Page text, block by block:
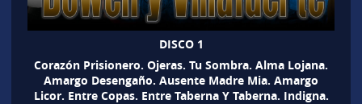
DISCO 1
Corazón Prisionero. Ojeras. Tu Sombra. Alma Lojana.
Amargo Desengaño. Ausente Madre Mia. Amargo
Licor. Entre Copas. Entre Taberna Y Taberna. Indigna.